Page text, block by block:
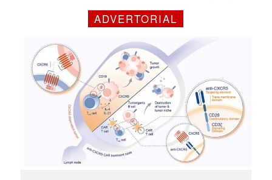
ADVERTORIAL